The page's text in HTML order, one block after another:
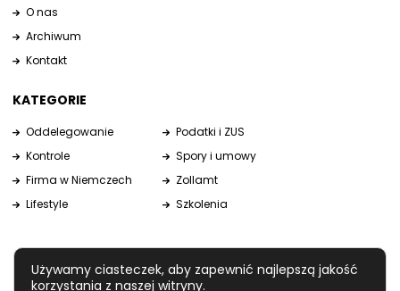
O nas
Archiwum
Kontakt
KATEGORIE
Oddelegowanie
Podatki i ZUS
Kontrole
Spory i umowy
Firma w Niemczech
Zollamt
Lifestyle
Szkolenia
Używamy ciasteczek, aby zapewnić najlepszą jakość
korzystania z naszej witryny.